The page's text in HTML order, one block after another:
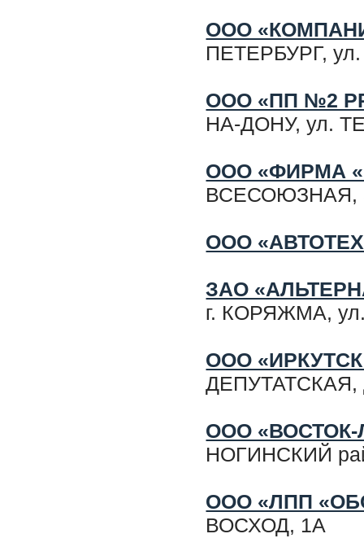
ООО
ПЕТЕРБУРГ,
ООО «ПП №2
НА-ДОНУ, ул.
ООО «ФИРМА
ВСЕСОЮЗНАЯ,
ООО
ЗАО
г. КОРЯЖМА,
ООО
ДЕПУТАТСКАЯ,
ООО «ВОСТОК-
НОГИНСКИЙ
ООО «ЛПП
ВОСХОД, 1А